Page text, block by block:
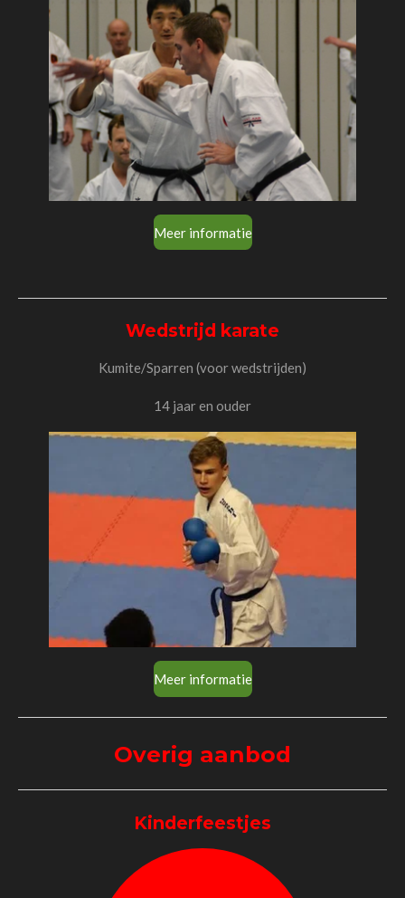
Meer informatie
Wedstrijd karate
Kumite/Sparren (voor wedstrijden)
14 jaar en ouder
Meer informatie
Overig aanbod
Kinderfeestjes